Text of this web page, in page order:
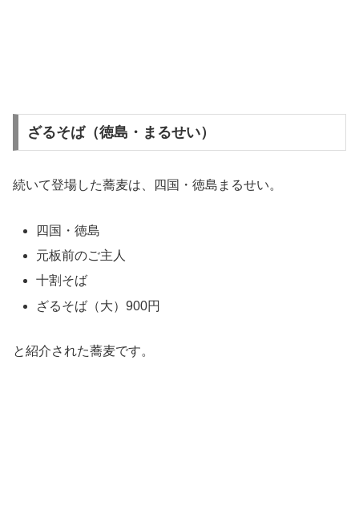
ざるそば（徳島・まるせい）
続いて登場した蕎麦は、四国・徳島まるせい。
四国・徳島
元板前のご主人
十割そば
ざるそば（大）900円
と紹介された蕎麦です。